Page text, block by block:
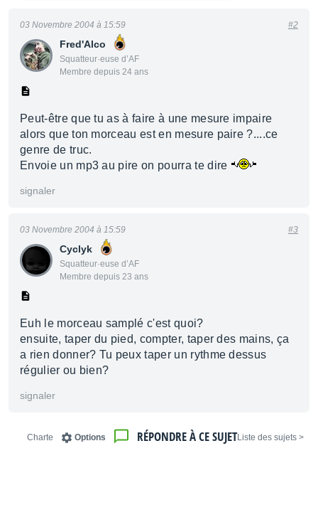
Fred'Alco
Squatteur·euse d’AF
Membre depuis 24 ans
03 Novembre 2004 à 15:59 #2
Peut-être que tu as à faire à une mesure impaire
alors que ton morceau est en mesure paire ?....ce
genre de truc.
Envoie un mp3 au pire on pourra te dire
signaler
Cyclyk
Squatteur·euse d’AF
Membre depuis 23 ans
03 Novembre 2004 à 15:59 #3
Euh le morceau samplé c'est quoi?
ensuite, taper du pied, compter, taper des mains, ça
a rien donner? Tu peux taper un rythme dessus
régulier ou bien?
signaler
< Liste des sujets
RÉPONDRE À CE SUJET
Options
Charte